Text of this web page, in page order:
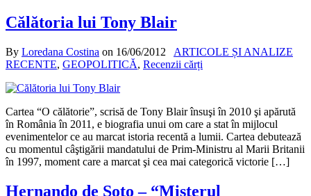
Călătoria lui Tony Blair
By Loredana Costina on 16/06/2012
ARTICOLE ȘI ANALIZE
RECENTE, GEOPOLITICĂ, Recenzii cărți
Cartea “O călătorie”, scrisă de Tony Blair însuşi în 2010 şi apărută
în România în 2011, e biografia unui om care a stat în mijlocul
evenimentelor ce au marcat istoria recentă a lumii. Cartea debutează
cu momentul câştigării mandatului de Prim-Ministru al Marii Britanii
în 1997, moment care a marcat şi cea mai categorică victorie […]
Hernando de Soto – “Misterul